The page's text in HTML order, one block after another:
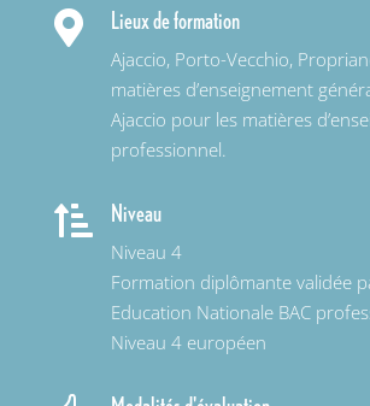
 Lieux de formation
Ajaccio, Porto-Vecchio,
matières d’enseignement
Ajaccio pour les matières
professionnel.
 Niveau
Niveau 4
Formation diplômante validée
Education Nationale BAC
Niveau 4 européen